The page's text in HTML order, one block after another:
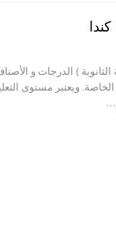
) الدرجات و
ويعتبر مستوى